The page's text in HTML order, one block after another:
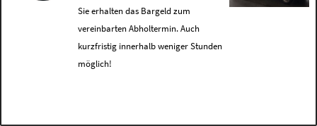
Sie erhalten das Bargeld zum
vereinbarten Abholtermin. Auch
kurzfristig innerhalb weniger Stunden
möglich!